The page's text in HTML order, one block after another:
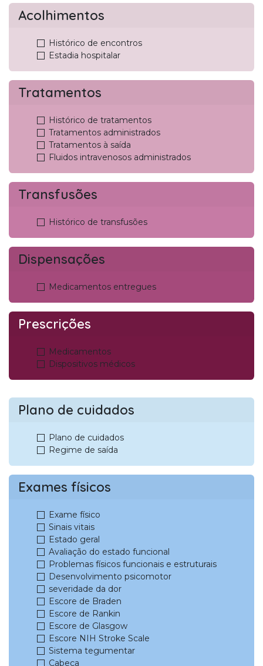
Acolhimentos
Histórico de encontros
Estadia hospitalar
Tratamentos
Histórico de tratamentos
Tratamentos administrados
Tratamentos à saída
Fluidos intravenosos administrados
Transfusões
Histórico de transfusões
Dispensações
Medicamentos entregues
Prescrições
Medicamentos
Dispositivos médicos
Plano de cuidados
Plano de cuidados
Regime de saída
Exames físicos
Exame físico
Sinais vitais
Estado geral
Avaliação do estado funcional
Problemas físicos funcionais e estruturais
Desenvolvimento psicomotor
severidade da dor
Escore de Braden
Escore de Rankin
Escore de Glasgow
Escore NIH Stroke Scale
Sistema tegumentar
Cabeça